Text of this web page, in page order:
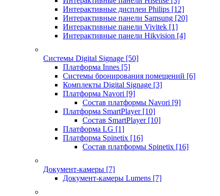
Интерактивные дисплеи Philips [12]
Интерактивные панели Samsung [20]
Интерактивные панели Vivitek [1]
Интерактивные панели Hikvision [4]
Системы Digital Signage [50]
Платформа Innes [5]
Системы бронирования помещений [6]
Комплекты Digital Signage [3]
Платформа Navori [9]
Состав платформы Navori [9]
Платформа SmartPlayer [10]
Состав SmartPlayer [10]
Платформа LG [1]
Платформа Spinetix [16]
Состав платформы Spinetix [16]
Документ-камеры [7]
Документ-камеры Lumens [7]